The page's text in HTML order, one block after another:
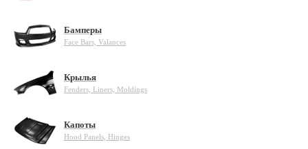
Бамперы
Face Bars, Valances
Крылья
Fenders, Liners, Moldings
Капоты
Hood Panels, Hinges